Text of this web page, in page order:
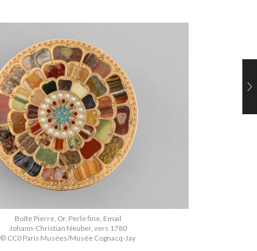
Boîte Pierre, Or, Perle fine, Email
Johann-Christian Neuber, vers 1780
© CC0 Paris Musées/Musée Cognacq-Jay